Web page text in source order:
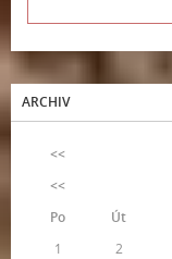
ARCHIV
<<
<<
Po
Út
1
2